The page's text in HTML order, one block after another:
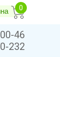
46
232